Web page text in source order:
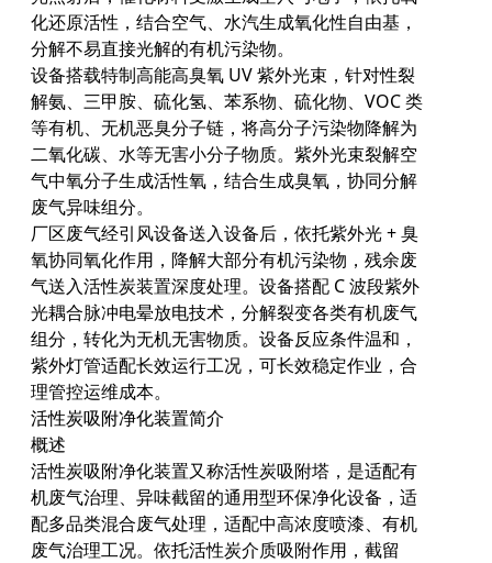
化还原活性，结合空气、水汽生成氧化性自由基，
分解不易直接光解的有机污染物。
设备搭载特制高能高臭氧 UV 紫外光束，针对性裂
解氨、三甲胺、硫化氢、苯系物、硫化物、VOC 类
等有机、无机恶臭分子链，将高分子污染物降解为
二氧化碳、水等无害小分子物质。紫外光束裂解空
气中氧分子生成活性氧，结合生成臭氧，协同分解
废气异味组分。
厂区废气经引风设备送入设备后，依托紫外光 + 臭
氧协同氧化作用，降解大部分有机污染物，残余废
气送入活性炭装置深度处理。设备搭配 C 波段紫外
光耦合脉冲电晕放电技术，分解裂变各类有机废气
组分，转化为无机无害物质。设备反应条件温和，
紫外灯管适配长效运行工况，可长效稳定作业，合
理管控运维成本。
活性炭吸附净化装置简介
概述
活性炭吸附净化装置又称活性炭吸附塔，是适配有
机废气治理、异味截留的通用型环保净化设备，适
配多品类混合废气处理，适配中高浓度喷漆、有机
废气治理工况。依托活性炭介质吸附作用，截留